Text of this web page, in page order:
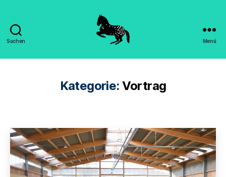
Suchen
-
Sandra
Menü
Kategorie: Vortrag